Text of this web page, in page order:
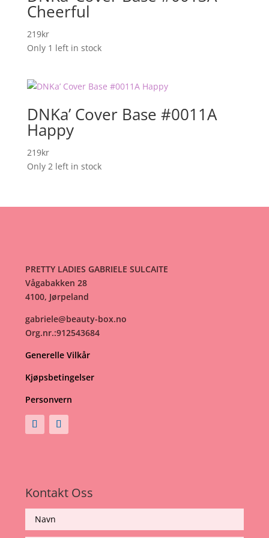
Cheerful
219kr
Only 1 left in stock
DNKa’ Cover Base #0011A
Happy
219kr
Only 2 left in stock
PRETTY LADIES GABRIELE SULCAITE
Vågabakken 28
4100, Jørpeland
gabriele@beauty-box.no
Org.nr.:912543684
Generelle Vilkår
Kjøpsbetingelser
Personvern
Kontakt Oss